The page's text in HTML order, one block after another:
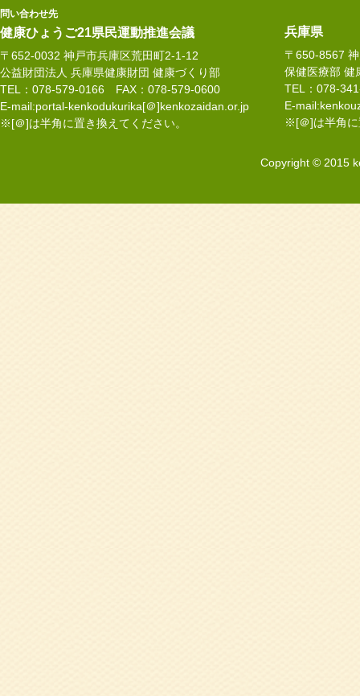
問い合わせ先
健康ひょうご21県民運動推進会議
〒652-0032 神戸市兵庫区荒田町2-1-12
公益財団法人 兵庫県健康財団 健康づくり部
TEL：078-579-0166 FAX：078-579-0600
E-mail:portal-kenkodukurika[＠]kenkozaidan.or.jp
※[＠]は半角に置き換えてください。
兵庫県
〒650-8567
保健医療部 健
TEL：078-
E-
※[＠]は半角に
Copyright © 2015